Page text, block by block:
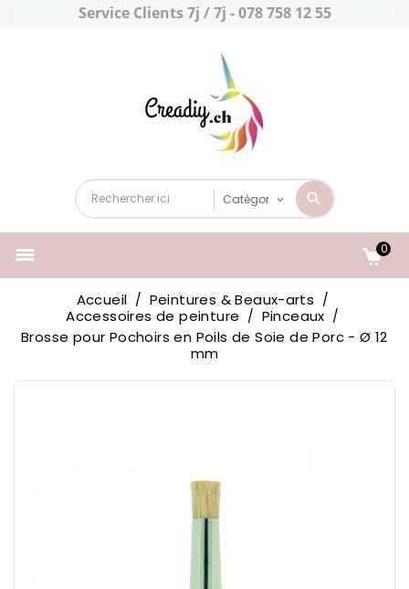
Service Clients 7j / 7j - 078 758 12 55
 0
Accueil
Peintures & Beaux-arts
Accessoires de peinture
Pinceaux
Brosse pour Pochoirs en Poils de Soie de Porc - Ø 12
mm